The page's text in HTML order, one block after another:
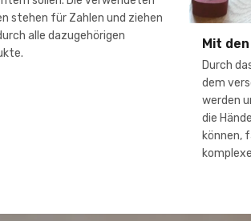
stehen für Zahlen und ziehen
alle dazugehörigen
Mit
Durch
dem
werden
die
können,